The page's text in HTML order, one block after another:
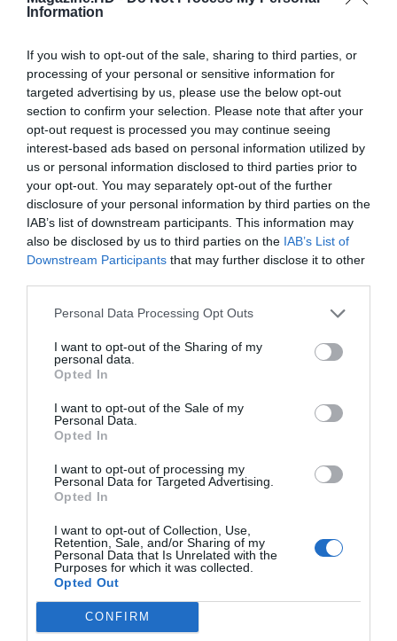
Information
If you wish to opt-out of the sale, sharing to third parties, or
processing of your personal or sensitive information for
targeted advertising by us, please use the below opt-out
section to confirm your selection. Please note that after your
opt-out request is processed you may continue seeing
interest-based ads based on personal information utilized by
us or personal information disclosed to third parties prior to
your opt-out. You may separately opt-out of the further
disclosure of your personal information by third parties on the
IAB’s list of downstream participants. This information may
also be disclosed by us to third parties on the IAB’s List of
Downstream Participants that may further disclose it to other
Personal Data Processing Opt Outs
I want to opt-out of the Sharing of my
personal data.
Opted In
I want to opt-out of the Sale of my
Personal Data.
Opted In
I want to opt-out of processing my
Personal Data for Targeted Advertising.
Opted In
I want to opt-out of Collection, Use,
Retention, Sale, and/or Sharing of my
Personal Data that Is Unrelated with the
Purposes for which it was collected.
Opted Out
CONFIRM
NOVA SÉRIE COM BEATRIZ FRAZÃO
(MORANGOS COM AÇÚCAR) ESTÁ
PRESTES A CHEGAR À RTP PLAY
ACTION LANÇA NOVA GRANDE
CAMPANHA DE DESCONTOS
(TEMPO MUITO LIMITADO)
Deixe um comentário
obrigatórios marcados com*
Nome
Email